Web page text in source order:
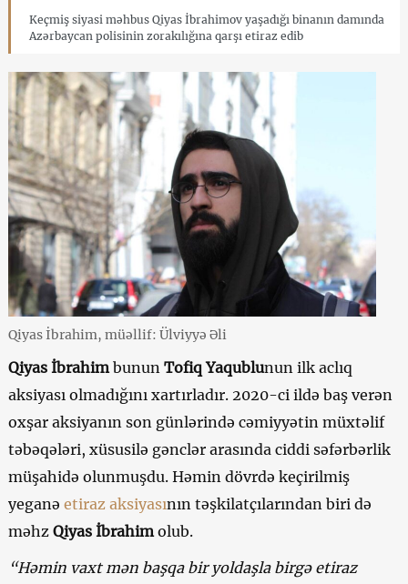
Keçmiş siyasi məhbus Qiyas İbrahimov yaşadığı binanın damında
Azərbaycan polisinin zorakılığına qarşı etiraz edib
Qiyas İbrahim, müəllif: Ülviyyə Əli
Qiyas İbrahimbunun Tofiq Yaqublunun ilk aclıq
aksiyası olmadığını xartırladır. 2020-ci ildə baş verən
oxşar aksiyanın son günlərində cəmiyyətin müxtəlif
təbəqələri, xüsusilə gənclər arasında ciddi səfərbərlik
müşahidə olunmuşdu. Həmin dövrdə keçirilmiş
yeganə etiraz aksiyasının təşkilatçılarından biri də
məhz Qiyas İbrahimolub.
“Həmin vaxt mən başqa bir yoldaşla birgə etiraz